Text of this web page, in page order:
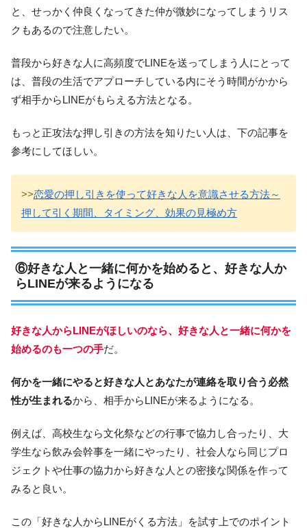
と、せっかく仲良くなってきた仲が微妙になってしまうリス
クもあるので注意したい。
普段から好きな人に高頻度でLINEを送ってしまう人にとって
は、普段の生活でアプローチしている内にそう時間がかから
ず相手からLINEがもらえる方法となる。
もっと正攻法な押し引きの方法を知りたい人は、下の記事を
参考にしてほしい。
>>恋愛の押し引きを使って好きな人を意識させる方法～
押して引く期間、タイミング、効果の見極め方
⑥好きな人と一緒に何かを始めると、好きな人か
らLINEが来るようになる
好きな人からLINEがほしいのなら、好きな人と一緒に何かを
始めるのも一つの手だ。
何かを一緒にやると好きな人とあなたが連絡を取り合う必然
性が生まれるから、相手からLINEが来るようになる。
例えば、高校生なら文化祭などの行事で協力し合ったり、大
学生なら飲み会幹事を一緒にやったり、社会人なら同じプロ
ジェクトや仕事の協力から好きな人との密接な関係を作って
みると良い。
この「好きな人からLINEがくる方法」を試す上でのポイント